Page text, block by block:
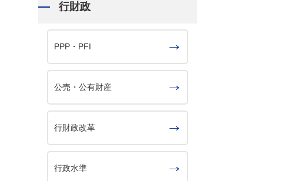
行財政
PPP・PFI
公売・公有財産
行財政改革
行政水準